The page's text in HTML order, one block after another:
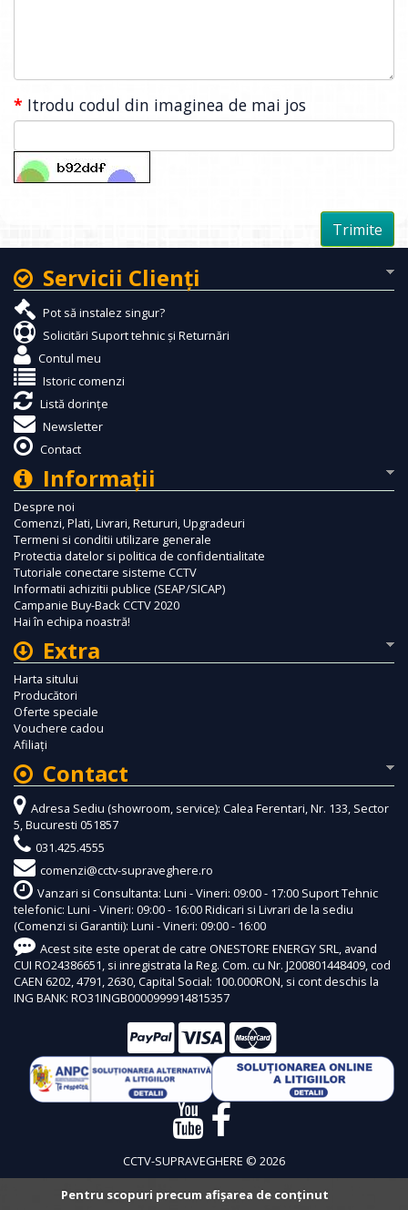
Itrodu codul din imaginea de mai jos
Servicii Clienţi
Pot să instalez singur?
Solicitări Suport tehnic și Returnări
Contul meu
Istoric comenzi
Listă dorințe
Newsletter
Contact
Informaţii
Despre noi
Comenzi, Plati, Livrari, Retururi, Upgradeuri
Termeni si conditii utilizare generale
Protectia datelor si politica de confidentialitate
Tutoriale conectare sisteme CCTV
Informatii achizitii publice (SEAP/SICAP)
Campanie Buy-Back CCTV 2020
Hai în echipa noastră!
Extra
Harta sitului
Producători
Oferte speciale
Vouchere cadou
Afiliaţi
Contact
Adresa Sediu (showroom, service): Calea Ferentari, Nr. 133, Sector
5, Bucuresti 051857
031.425.4555
comenzi@cctv-supraveghere.ro
Vanzari si Consultanta: Luni - Vineri: 09:00 - 17:00 Suport Tehnic
telefonic: Luni - Vineri: 09:00 - 16:00 Ridicari si Livrari de la sediu
(Comenzi si Garantii): Luni - Vineri: 09:00 - 16:00
Acest site este operat de catre ONESTORE ENERGY SRL, avand
CUI RO24386651, si inregistrata la Reg. Com. cu Nr. J200801448409, cod
CAEN 6202, 4791, 2630, Capital Social: 100.000RON, si cont deschis la
ING BANK: RO31INGB0000999914815357
CCTV-SUPRAVEGHERE © 2026
Pentru scopuri precum afișarea de conținut